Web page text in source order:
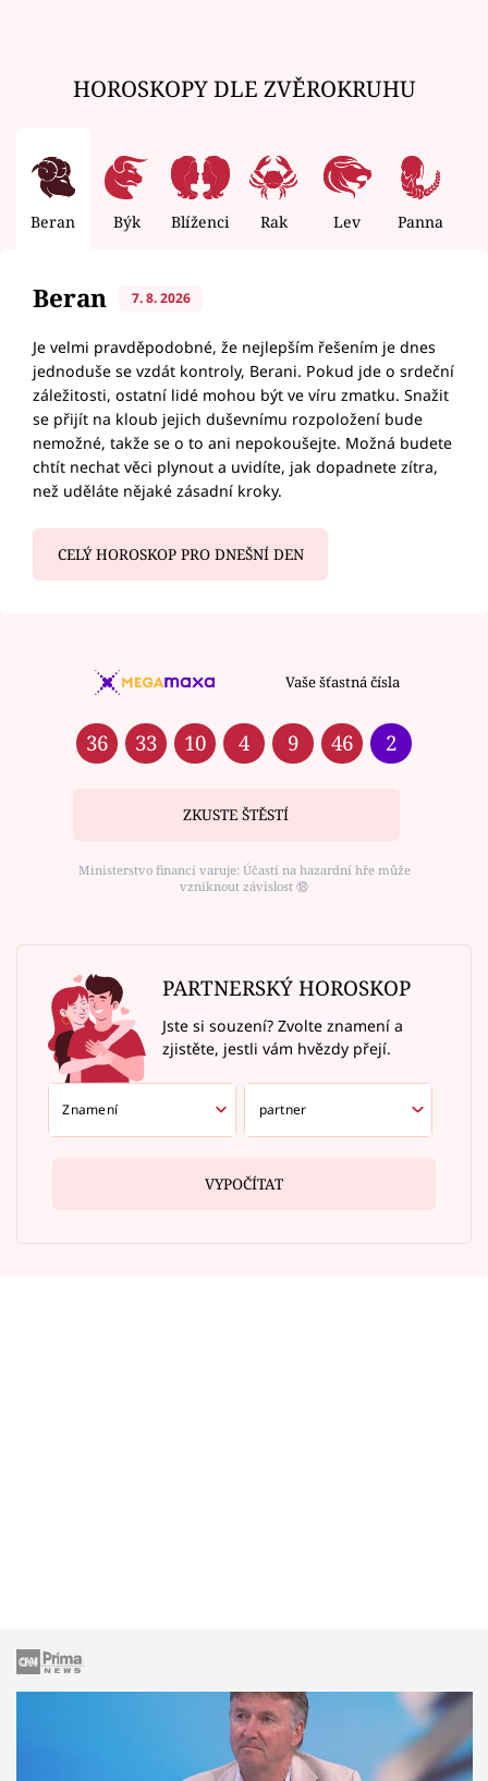
HOROSKOPY DLE ZVĚROKRUHU
Beran Býk Blíženci Rak Lev Panna
Beran 7. 8. 2026
Je velmi pravděpodobné, že nejlepším řešením je dnes
jednoduše se vzdát kontroly, Berani. Pokud jde o srdeční
záležitosti, ostatní lidé mohou být ve víru zmatku. Snažit
se přijít na kloub jejich duševnímu rozpoložení bude
nemožné, takže se o to ani nepokoušejte. Možná budete
chtít nechat věci plynout a uvidíte, jak dopadnete zítra,
než uděláte nějaké zásadní kroky.
CELÝ HOROSKOP PRO DNEŠNÍ DEN
Vaše šťastná čísla
36 33 10 4 9 46 2
ZKUSTE ŠTĚSTÍ
Ministerstvo financí varuje: Účastí na hazardní hře může
vzniknout závislost ⑱
PARTNERSKÝ HOROSKOP
Jste si souzení? Zvolte znamení a
zjistěte, jestli vám hvězdy přejí.
VYPOČÍTAT